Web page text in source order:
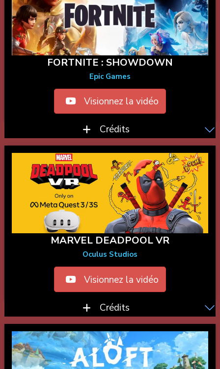
FORTNITE : SHOWDOWN
Epic Games
Visionnez la vidéo
Crédits
MARVEL DEADPOOL VR
Oculus Studios
Visionnez la vidéo
Crédits